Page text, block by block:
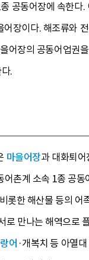
공동어장에 속한다.
장이다. 해조류와
어장의 공동어업권을
.
마을어장과 대화퇴어
촌계 소속 1종 공동
롯한 해산물 등의 어
로 만나는 해역으로
어 ·개복치 등 아열